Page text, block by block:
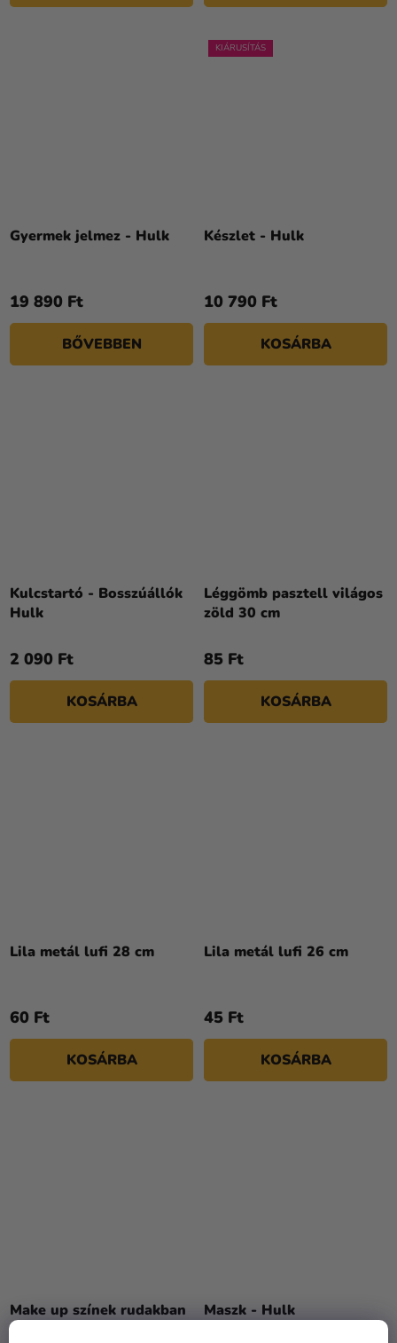
Gyermek jelmez - Hulk
19 890 Ft
BŐVEBBEN
KIÁRUSÍTÁS
Készlet - Hulk
10 790 Ft
KOSÁRBA
Kulcstartó - Bosszúállók
Hulk
2 090 Ft
KOSÁRBA
Léggömb pasztell világos
zöld 30 cm
85 Ft
KOSÁRBA
Lila metál lufi 28 cm
60 Ft
KOSÁRBA
Lila metál lufi 26 cm
45 Ft
KOSÁRBA
Make up színek rudakban
- Zöld
Maszk - Hulk